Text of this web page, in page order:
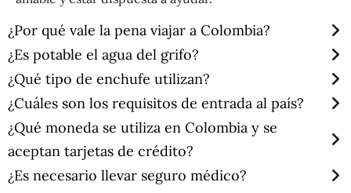
¿Por qué vale la pena viajar a Colombia?
¿Es potable el agua del grifo?
¿Qué tipo de enchufe utilizan?
¿Cuáles son los requisitos de entrada al país?
¿Qué moneda se utiliza en Colombia y se
aceptan tarjetas de crédito?
¿Es necesario llevar seguro médico?